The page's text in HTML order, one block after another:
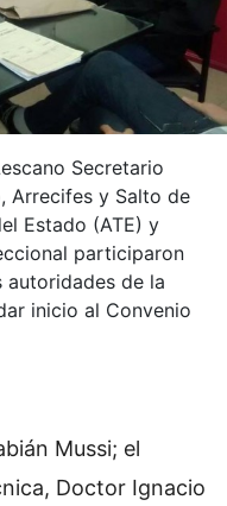
Secretario
Arrecifes y Salto de
Estado (ATE) y
participaron
de la
inicio al Convenio
Mussi; el
Doctor Ignacio